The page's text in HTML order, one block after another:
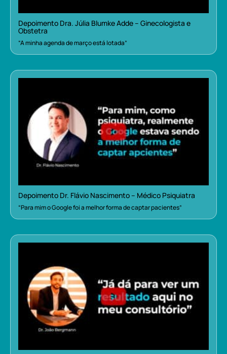
Depoimento Dra. Júlia Blumke Adde – Ginecologista e
Obstetra
“A minha agenda de março está lotada”
Depoimento Dr. Flávio Nascimento – Médico Psiquiatra
“Para mim o Google foi a melhor forma de captar pacientes”